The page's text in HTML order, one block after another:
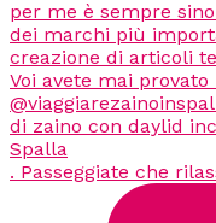
. Passeggiate che